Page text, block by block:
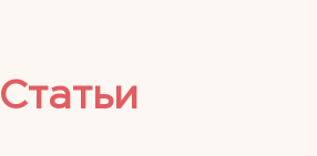
Статьи